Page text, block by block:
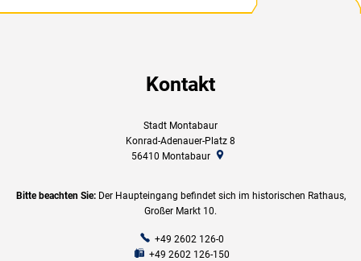
Kontakt
Stadt Montabaur
Konrad-Adenauer-Platz 8
56410 Montabaur
Bitte beachten Sie: Der Haupteingang befindet sich im historischen Rathaus,
Großer Markt 10.
+49 2602 126-0
+49 2602 126-150